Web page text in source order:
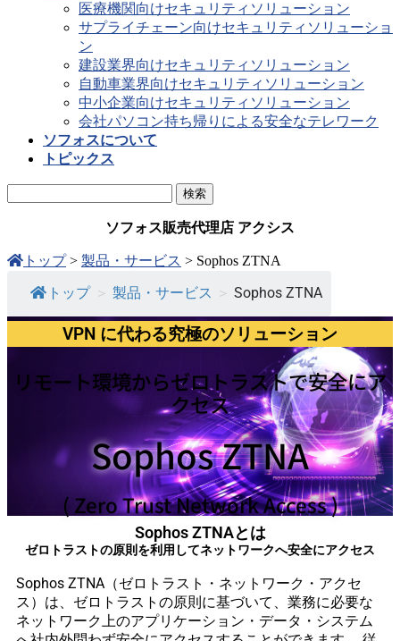
医療機関向けセキュリティソリューション
サプライチェーン向けセキュリティソリューショ
ン
建設業界向けセキュリティソリューション
自動車業界向けセキュリティソリューション
中小企業向けセキュリティソリューション
会社パソコン持ち帰りによる安全なテレワーク
ソフォスについて
トピックス
ソフォス販売代理店 アクシス
トップ> 製品・サービス > Sophos ZTNA
トップ ＞ 製品・サービス ＞ Sophos ZTNA
VPN に代わる究極のソリューション
リモート環境からゼロトラストで安全にア
クセス
Sophos ZTNA
( Zero Trust Network Access )
Sophos ZTNAとは
ゼロトラストの原則を利用してネットワークへ安全にアクセス
Sophos ZTNA（ゼロトラスト・ネットワーク・アクセ
ス）は、ゼロトラストの原則に基づいて、業務に必要な
ネットワーク上のアプリケーション・データ・システム